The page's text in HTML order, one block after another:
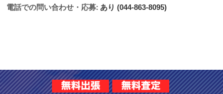
電話での問い合わせ・応募: あり (044-863-8095)